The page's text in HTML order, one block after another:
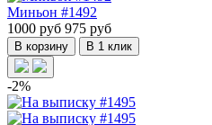
Миньон #1492
1000 руб 975 руб
В корзину В 1 клик
-2%